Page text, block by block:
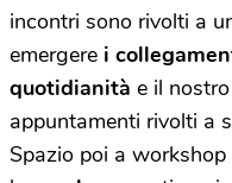
incontri sono rivolti a
emergere i
quotidianità e il
appuntamenti rivolti a
Spazio poi a